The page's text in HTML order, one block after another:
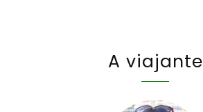
A viajante